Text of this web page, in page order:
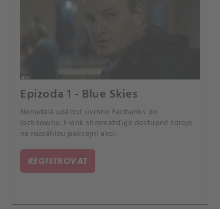
Epizoda 1 - Blue Skies
Nenadálá událost uvrhne Fairbanks do
lockdownu. Frank shromažďuje dostupné zdroje
na rozsáhlou policejní akci.
REGISTROVAT